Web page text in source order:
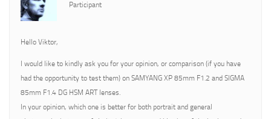
Participant
Hello Viktor,
I would like to kindly ask you for your opinion, or comparison (if you have
had the opportunity to test them) on SAMYANG XP 85mm F1.2 and SIGMA
85mm F1.4 DG HSM ART lenses.
In your opinion, which one is better for both portrait and general